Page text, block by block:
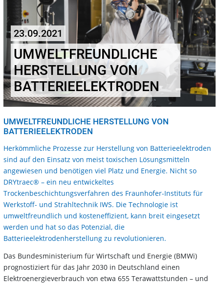
23.09.2021
UMWELTFREUNDLICHE
HERSTELLUNG VON
BATTERIEELEKTRODEN
UMWELTFREUNDLICHE HERSTELLUNG VON
BATTERIEELEKTRODEN
Herkömmliche Prozesse zur Herstellung von Batterieelektroden
sind auf den Einsatz von meist toxischen Lösungsmitteln
angewiesen und benötigen viel Platz und Energie. Nicht so
DRYtraec® – ein neu entwickeltes
Trockenbeschichtungsverfahren des Fraunhofer-Instituts für
Werkstoff- und Strahltechnik IWS. Die Technologie ist
umweltfreundlich und kosteneffizient, kann breit eingesetzt
werden und hat so das Potenzial, die
Batterieelektrodenherstellung zu revolutionieren.
Das Bundesministerium für Wirtschaft und Energie (BMWi)
prognostiziert für das Jahr 2030 in Deutschland einen
Elektroenergieverbrauch von etwa 655 Terawattstunden – und